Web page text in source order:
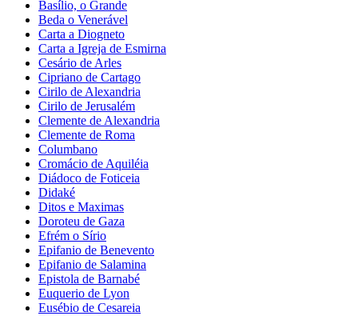
Basílio, o Grande
Beda o Venerável
Carta a Diogneto
Carta a Igreja de Esmirna
Cesário de Arles
Cipriano de Cartago
Cirilo de Alexandria
Cirilo de Jerusalém
Clemente de Alexandria
Clemente de Roma
Columbano
Cromácio de Aquiléia
Diádoco de Foticeia
Didaké
Ditos e Maximas
Doroteu de Gaza
Efrém o Sírio
Epifanio de Benevento
Epifanio de Salamina
Epistola de Barnabé
Euquerio de Lyon
Eusébio de Cesareia